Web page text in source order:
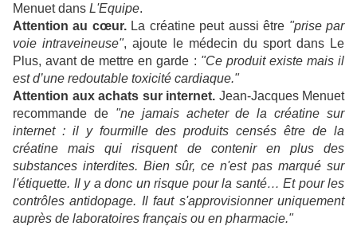
Menuet dans L'Equipe.
Attention au cœur. La créatine peut aussi être "prise par
voie intraveineuse", ajoute le médecin du sport dans Le
Plus, avant de mettre en garde : "Ce produit existe mais il
est d’une redoutable toxicité cardiaque."
Attention aux achats sur internet. Jean-Jacques Menuet
recommande de "ne jamais acheter de la créatine sur
internet : il y fourmille des produits censés être de la
créatine mais qui risquent de contenir en plus des
substances interdites. Bien sûr, ce n'est pas marqué sur
l'étiquette. Il y a donc un risque pour la santé… Et pour les
contrôles antidopage. Il faut s'approvisionner uniquement
auprès de laboratoires français ou en pharmacie."